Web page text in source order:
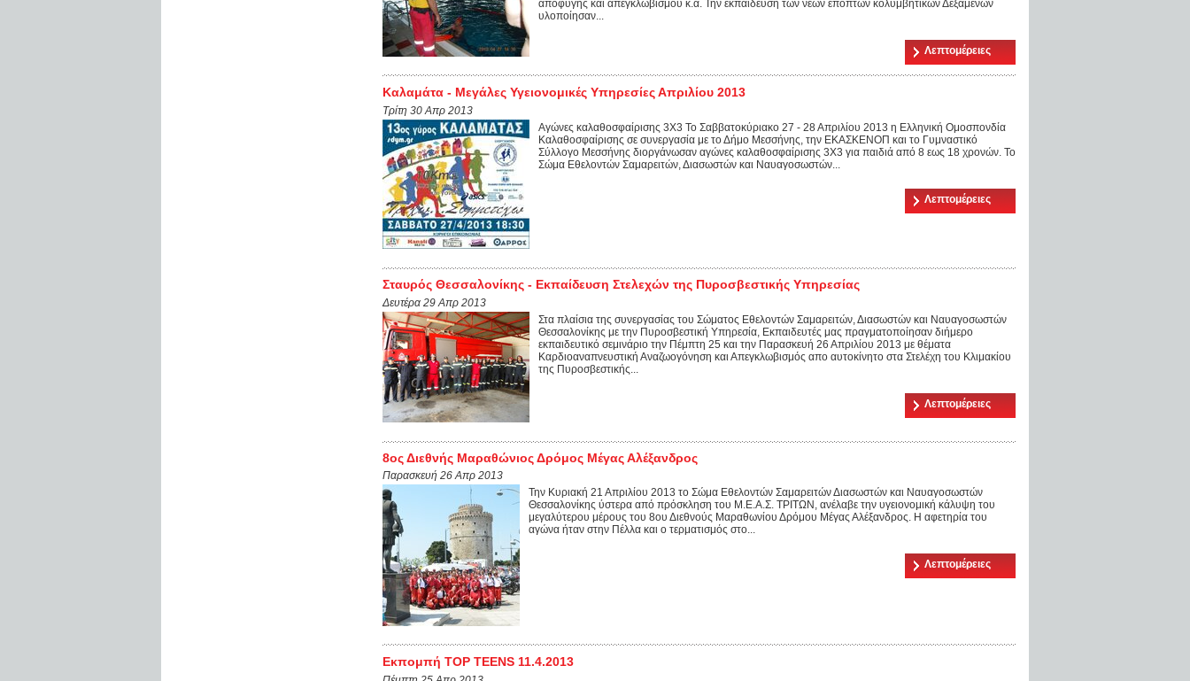
αποφυγής και απεγκλωβισμού κ.α. Την εκπαίδευση των νέων εποπτών κολυμβητικών Δεξαμενών
υλοποίησαν...
Λεπτομέρειες
Kαλαμάτα - Μεγάλες Υγειονομικές Υπηρεσίες Απριλίου 2013
Τρίτη 30 Απρ 2013
Αγώνες καλαθοσφαίρισης 3Χ3 Το Σαββατοκύριακο 27 - 28 Απριλίου 2013 η Ελληνική Ομοσπονδία
Καλαθοσφαίρισης σε συνεργασία με το Δήμο Μεσσήνης, την ΕΚΑΣΚΕΝΟΠ και το Γυμναστικό
Σύλλογο Μεσσήνης διοργάνωσαν αγώνες καλαθοσφαίρισης 3Χ3 για παιδιά από 8 εως 18 χρονών. Το
Σώμα Εθελοντών Σαμαρειτών, Διασωστών και Ναυαγοσωστών...
Λεπτομέρειες
Σταυρός Θεσσαλονίκης - Εκπαίδευση Στελεχών της Πυροσβεστικής Υπηρεσίας
Δευτέρα 29 Απρ 2013
Στα πλαίσια της συνεργασίας του Σώματος Εθελοντών Σαμαρειτών, Διασωστών και Ναυαγοσωστών
Θεσσαλονίκης με την Πυροσβεστική Υπηρεσία, Εκπαιδευτές μας πραγματοποίησαν διήμερο
εκπαιδευτικό σεμινάριο την Πέμπτη 25 και την Παρασκευή 26 Απριλίου 2013 με θέματα
Καρδιοαναπνευστική Αναζωογόνηση και Απεγκλωβισμός απο αυτοκίνητο στα Στελέχη του Κλιμακίου
της Πυροσβεστικής...
Λεπτομέρειες
8ος Διεθνής Μαραθώνιος Δρόμος Μέγας Αλέξανδρος
Παρασκευή 26 Απρ 2013
Την Κυριακή 21 Απριλίου 2013 το Σώμα Εθελοντών Σαμαρειτών Διασωστών και Ναυαγοσωστών
Θεσσαλονίκης ύστερα από πρόσκληση του Μ.Ε.Α.Σ. ΤΡΙΤΩΝ, ανέλαβε την υγειονομική κάλυψη του
μεγαλύτερου μέρους του 8ου Διεθνούς Μαραθωνίου Δρόμου Μέγας Αλέξανδρος. Η αφετηρία του
αγώνα ήταν στην Πέλλα και ο τερματισμός στο...
Λεπτομέρειες
Εκπομπή TOP TEENS 11.4.2013